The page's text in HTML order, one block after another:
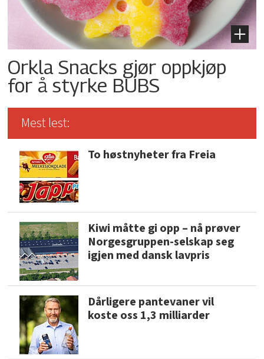
Orkla Snacks gjør oppkjøp
for å styrke BUBS
Mest lest:
To høstnyheter fra Freia
Kiwi måtte gi opp – nå prøver
Norgesgruppen-selskap seg
igjen med dansk lavpris
Dårligere pantevaner vil
koste oss 1,3 milliarder